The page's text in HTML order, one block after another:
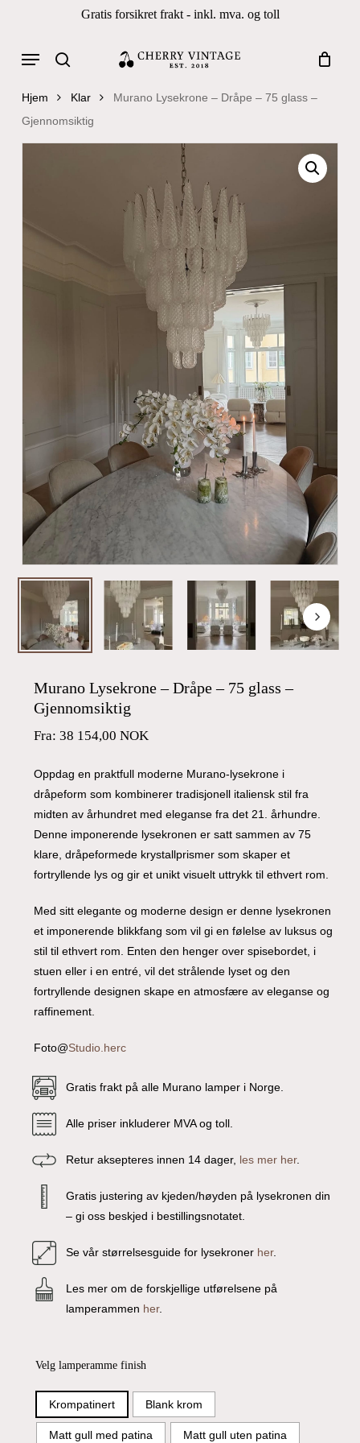
content
Gratis forsikret frakt - inkl. mva. og toll
Products search
Menu
Hjem Klar
Murano Lysekrone – Dråpe – 75 glass –
Gjennomsiktig
Murano Lysekrone – Dråpe – 75 glass –
Gjennomsiktig
Fra: 38 154,00 NOK
Oppdag en praktfull moderne Murano-lysekrone i
dråpeform som kombinerer tradisjonell italiensk stil fra
midten av århundret med eleganse fra det 21. århundre.
Denne imponerende lysekronen er satt sammen av 75
klare, dråpeformede krystallprismer som skaper et
fortryllende lys og gir et unikt visuelt uttrykk til ethvert rom.
Med sitt elegante og moderne design er denne lysekronen
et imponerende blikkfang som vil gi en følelse av luksus og
stil til ethvert rom. Enten den henger over spisebordet, i
stuen eller i en entré, vil det strålende lyset og den
fortryllende designen skape en atmosfære av eleganse og
raffinement.
Foto@Studio.herc
Gratis frakt på alle Murano lamper i Norge.
Alle priser inkluderer MVA og toll.
Retur aksepteres innen 14 dager, les mer her.
Gratis justering av kjeden/høyden på lysekronen din
– gi oss beskjed i bestillingsnotatet.
Se vår størrelsesguide for lysekronerher.
Les mer om de forskjellige utførelsene på
lamperammen her.
Velg lamperamme finish
Krompatinert Blank krom
Matt gull med patina Matt gull uten patina